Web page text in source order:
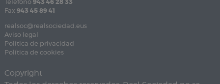
Teléfono 943 46 28 33
Fax 943 45 89 41
realsoc@realsociedad.eus
Aviso legal
Política de privacidad
Política de cookies
Copyright